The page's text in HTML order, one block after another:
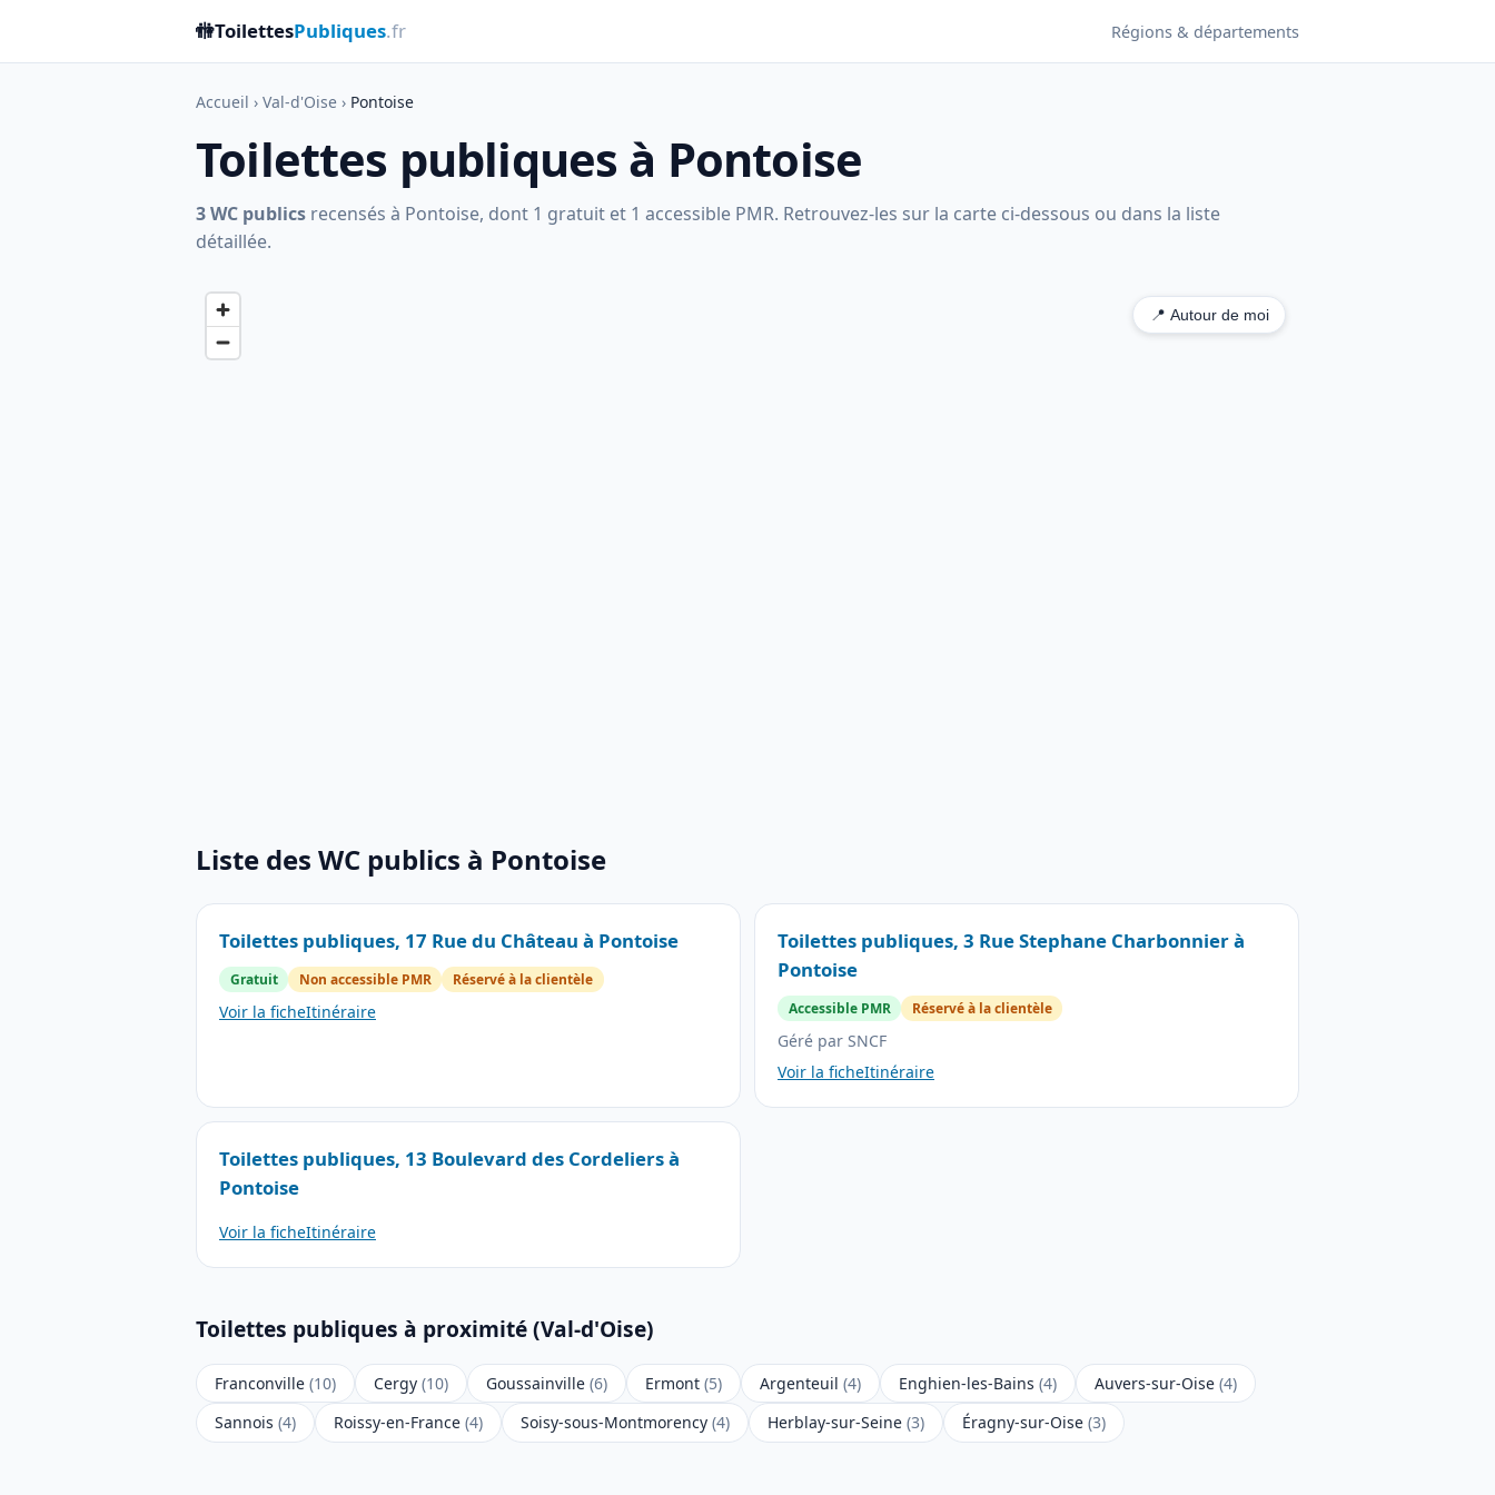
🚻ToilettesPubliques.fr Régions & départements
Accueil › Val-d'Oise › Pontoise
Toilettes publiques à Pontoise
3 WC publics recensés à Pontoise, dont 1 gratuit et 1 accessible PMR. Retrouvez-les sur la carte ci-dessous ou dans la liste
détaillée.
📍 Autour de moi
Liste des WC publics à Pontoise
Toilettes publiques, 17 Rue du Château à Pontoise
Gratuit Non accessible PMR Réservé à la clientèle
Voir la ficheItinéraire
Toilettes publiques, 3 Rue Stephane Charbonnier à
Pontoise
Accessible PMR Réservé à la clientèle
Géré par SNCF
Voir la ficheItinéraire
Toilettes publiques, 13 Boulevard des Cordeliers à
Pontoise
Voir la ficheItinéraire
Toilettes publiques à proximité (Val-d'Oise)
Franconville (10) Cergy (10) Goussainville (6) Ermont (5) Argenteuil (4) Enghien-les-Bains (4) Auvers-sur-Oise (4)
Sannois (4) Roissy-en-France (4) Soisy-sous-Montmorency (4) Herblay-sur-Seine (3) Éragny-sur-Oise (3)